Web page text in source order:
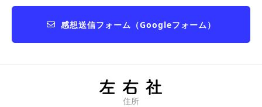
感想送信フォーム（Googleフォーム）
住所